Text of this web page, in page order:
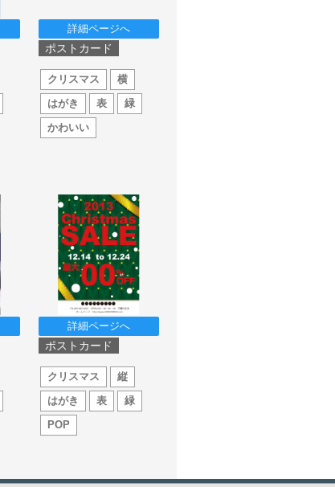
詳細ページへ
ポストカード
クリスマス
横
はがき
表
緑
かわいい
詳細ページへ
ポストカード
クリスマス
縦
はがき
表
緑
POP